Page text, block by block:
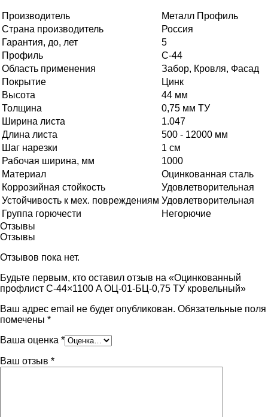
Производитель
Металл Профиль
Страна производитель
Россия
Гарантия, до, лет
5
Профиль
С-44
Область применения
Забор, Кровля, Фасад
Покрытие
Цинк
Высота
44 мм
Толщина
0,75 мм ТУ
Ширина листа
1.047
Длина листа
500 - 12000 мм
Шаг нарезки
1 см
Рабочая ширина, мм
1000
Материал
Оцинкованная сталь
Коррозийная стойкость
Удовлетворительная
Устойчивость к мех. повреждениям Удовлетворительная
Группа горючести
Негорючие
Отзывы
Отзывы
Отзывов пока нет.
Будьте первым, кто оставил отзыв на «Оцинкованный
профлист С-44×1100 A ОЦ-01-БЦ-0,75 ТУ кровельный»
Ваш адрес email не будет опубликован. Обязательные поля
помечены *
Ваша оценка *
Ваш отзыв *